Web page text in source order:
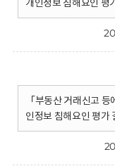
개인정보 침해요인 평
「부동산 거래신고
인정보 침해요인 평가